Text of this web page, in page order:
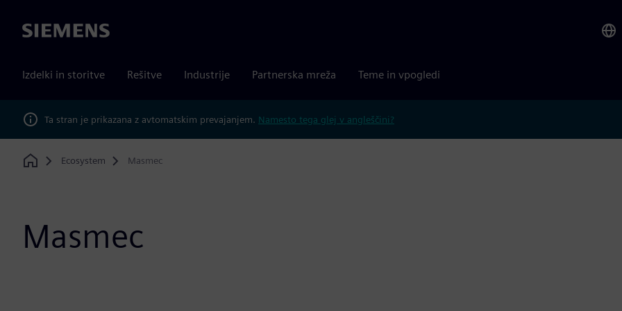
Siemens
Izdelki in storitve Rešitve Industrije Partnerska mreža Teme in vpogledi
Ta stran je prikazana z avtomatskim prevajanjem. Namesto tega glej v angleščini?
Home
Ecosystem Masmec
Masmec